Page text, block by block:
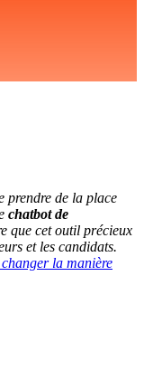
prendre de la place
chatbot de
que cet outil précieux
et les candidats.
la manière